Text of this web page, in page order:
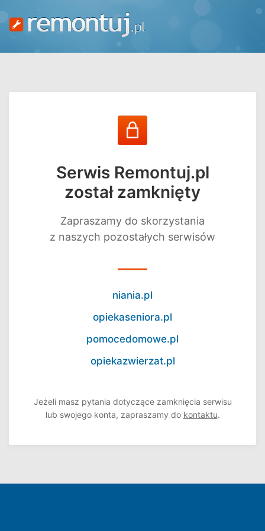
Serwis Remontuj.pl
został zamknięty
Zapraszamy do skorzystania
z naszych pozostałych serwisów
niania.pl
opiekaseniora.pl
pomocedomowe.pl
opiekazwierzat.pl
Jeżeli masz pytania dotyczące zamknięcia serwisu
lub swojego konta, zapraszamy do kontaktu.